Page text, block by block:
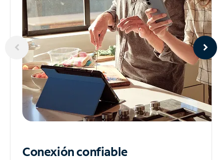
Conexión confiable